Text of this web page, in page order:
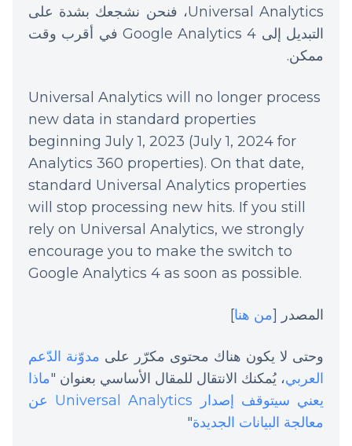
Universal Analytics، فنحن نشجعك بشدة على
التبديل إلى Google Analytics 4 في أقرب وقت
ممكن.
Universal Analytics will no longer process
new data in standard properties
beginning July 1, 2023 (July 1, 2024 for
Analytics 360 properties). On that date,
standard Universal Analytics properties
will stop processing new hits. If you still
rely on Universal Analytics, we strongly
encourage you to make the switch to
Google Analytics 4 as soon as possible.
المصدر [من هنا]
وحتى لا يكون هناك محتوى مكرّر على مدوّنة الدّعم
العربي، يُمكنك الانتقال للمقال الأساسي بعنوان "ماذا
يعني سيتوقف إصدار Universal Analytics عن
معالجة البيانات الجديدة"